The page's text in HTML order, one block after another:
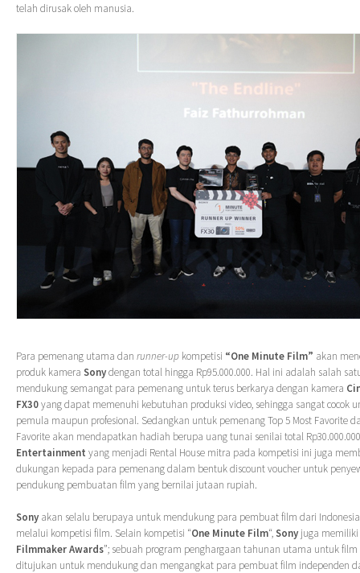
telah dirusak oleh manusia.
Para pemenang utama dan runner-up kompetisi “One Minute Film” akan
produk kamera Sonydengan total hingga Rp95.000.000. Hal ini adalah salah
mendukung semangat para pemenang untuk terus berkarya dengan kamera
FX30yang dapat memenuhi kebutuhan produksi video, sehingga sangat cocok
pemula maupun profesional. Sedangkan untuk pemenang Top 5 Most Favorite
Favorite akan mendapatkan hadiah berupa uang tunai senilai total
Entertainment yang menjadi Rental House mitra pada kompetisi ini juga
dukungan kepada para pemenang dalam bentuk discount voucher untuk
pendukung pembuatan film yang bernilai jutaan rupiah.
Sony akan selalu berupaya untuk mendukung para pembuat film dari
melalui kompetisi film. Selain kompetisi “One Minute Film“,Sony juga memiliki
Filmmaker Awards”; sebuah program penghargaan tahunan utama untuk film
ditujukan untuk mendukung dan mengangkat para pembuat film independen